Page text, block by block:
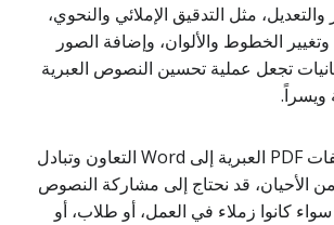
مثل التدقيق الإملائي والنحوي،
الخطوط والألوان، وإضافة الصور
تجعل عملية تحسين النصوص العبرية
ويسراً.
ثالثاً، يعزز تحويل ملفات PDF العبرية إلى Word التعاون وتبادل
الأحيان، قد نحتاج إلى مشاركة النصوص
سواء كانوا زملاء في العمل، أو طلاب، أو